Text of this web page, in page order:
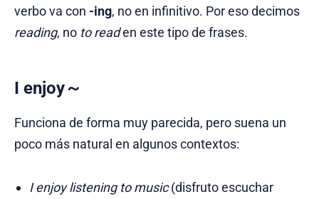
verbo va con -ing, no en infinitivo. Por eso decimos
reading, no to readen este tipo de frases.
I enjoy～
Funciona de forma muy parecida, pero suena un
poco más natural en algunos contextos:
I enjoy listening to music(disfruto escuchar